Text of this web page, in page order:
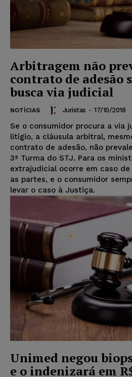
Arbitragem não
contrato de adesão
busca via judicial
NOTÍCIAS Juristas - 17/10/2018
Se o consumidor procura a via
litígio, a cláusula arbitral,
contrato de adesão, não
3ª Turma do STJ. Para os
extrajudicial ocorre em caso
as partes, e o consumidor
levar o caso à Justiça.
Unimed negou
e o indenizará em